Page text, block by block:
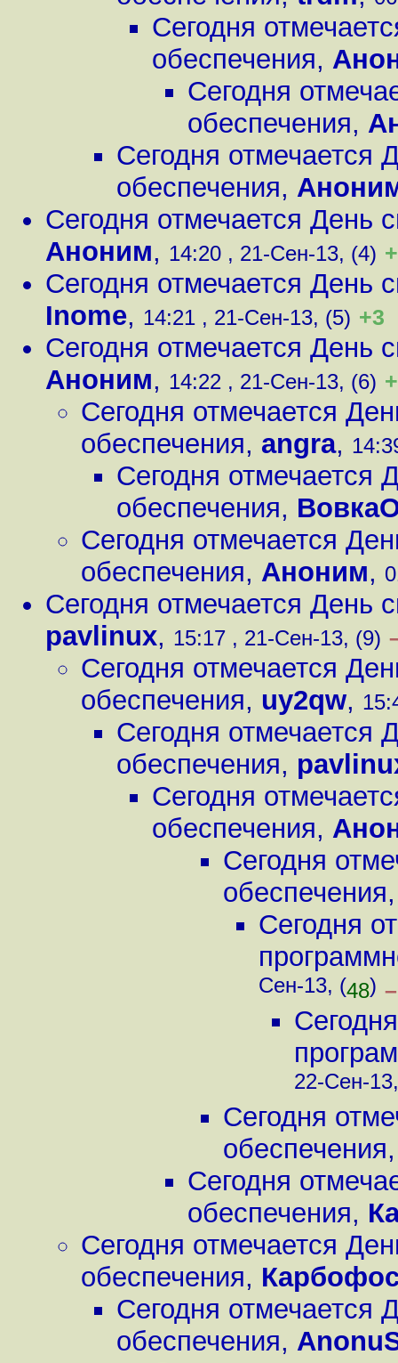
Сегодня
обеспечения,
Сегодня
обеспечения,
Сегодня отмечается
обеспечения,
Сегодня отмечается День
Аноним, 14:20 , 21-Сен-13, (4)
Сегодня отмечается День
Inome, 14:21 , 21-Сен-13, (5) +3
Сегодня отмечается День
Аноним, 14:22 , 21-Сен-13, (6)
Сегодня отмечается
обеспечения, angra,
Сегодня отмечается
обеспечения,
Сегодня отмечается
обеспечения, Аноним,
Сегодня отмечается День
pavlinux, 15:17 , 21-Сен-13, (9)
Сегодня отмечается
обеспечения, uy2qw,
Сегодня отмечается
обеспечения,
Сегодня
обеспечения,
Сегодня
обеспечения
Сегодня
Сен-13, (48)
22-Сен-
Сегодня
обеспечения
Сегодня
обеспечения,
Сегодня отмечается
обеспечения,
Сегодня отмечается
обеспечения,